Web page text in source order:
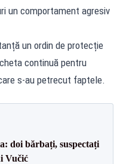
un comportament agresiv
un ordin de protecție
continuă pentru
s-au petrecut faptele.
doi bărbați, suspectați
Vučić